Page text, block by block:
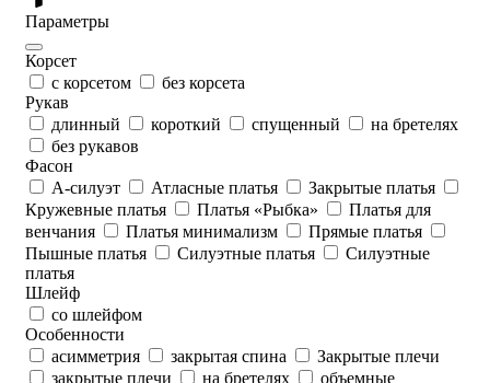
Параметры
Корсет
с корсетом
без корсета
Рукав
длинный
короткий спущенный
на бретелях
без рукавов
Фасон
А-силуэт
Атласные платья
Закрытые платья
Кружевные платья
Платья «Рыбка»
Платья для
венчания
Платья минимализм
Прямые платья
Пышные платья
Силуэтные платья
Силуэтные
платья
Шлейф
со шлейфом
Особенности
асимметрия
закрытая спина
Закрытые плечи
закрытые плечи
на бретелях
объемные